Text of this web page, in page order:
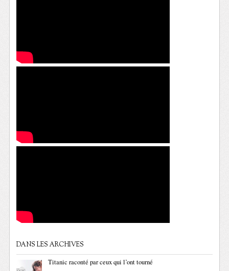
DANS LES ARCHIVES
Titanic raconté par ceux qui l’ont tourné